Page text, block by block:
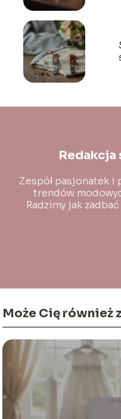
Zespół pasjonatek i
trendów
Radzimy jak
Może Cię również